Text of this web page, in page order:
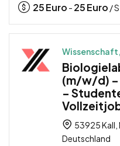
25Euro - 25Euro /
(m/w/d) –
–
53925
Deutschland